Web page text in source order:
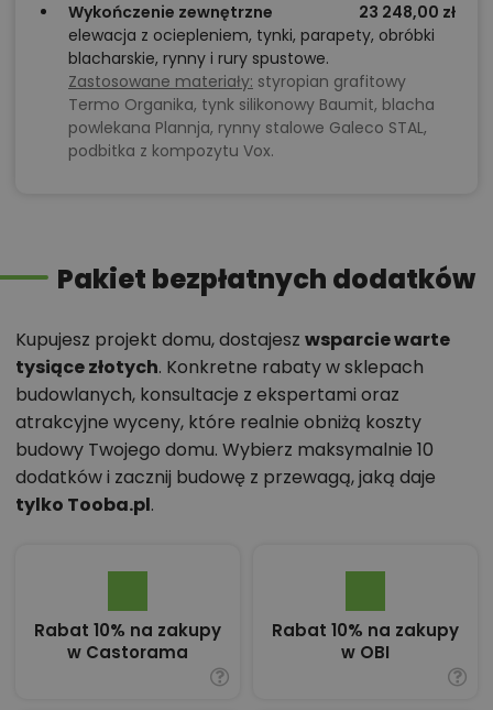
Wykończenie zewnętrzne
23 248,00 zł
elewacja z ociepleniem, tynki, parapety, obróbki
blacharskie, rynny i rury spustowe.
Zastosowane materiały: styropian grafitowy
Termo Organika, tynk silikonowy Baumit, blacha
powlekana Plannja, rynny stalowe Galeco STAL,
podbitka z kompozytu Vox.
Pakiet bezpłatnych dodatków
Kupujesz projekt domu, dostajesz wsparcie warte
tysiące złotych. Konkretne rabaty w sklepach
budowlanych, konsultacje z ekspertami oraz
atrakcyjne wyceny, które realnie obniżą koszty
budowy Twojego domu. Wybierz maksymalnie 10
dodatków i zacznij budowę z przewagą, jaką daje
tylko Tooba.pl.
Rabat 10% na zakupy
w Castorama
Rabat 10% na zakupy
w OBI